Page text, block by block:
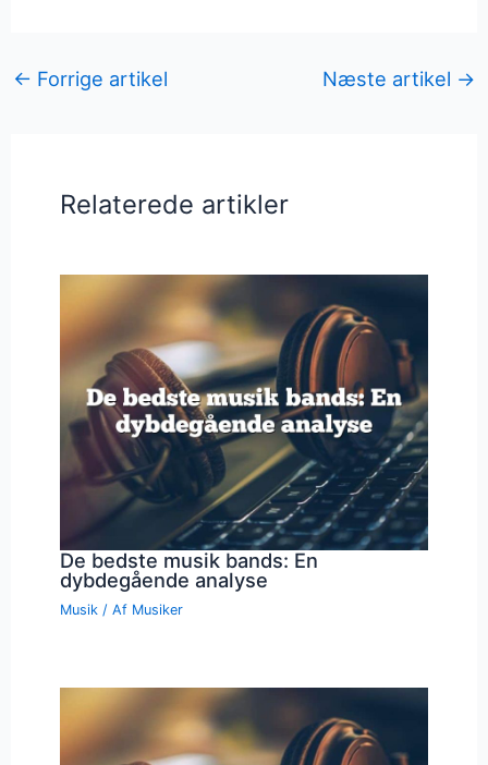
← Forrige artikel Næste artikel →
Relaterede artikler
De bedste musik bands: En
dybdegående analyse
Musik / Af Musiker